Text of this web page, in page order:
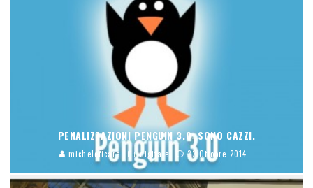
PENALIZZAZIONI PENGUIN 3.0: SONO CAZZI.
micheleficara digitale 22 Ottobre 2014